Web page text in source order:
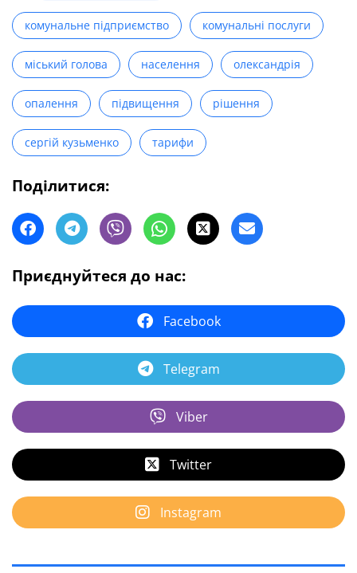
комунальне підприємство комунальні послуги
міський голова населення олександрія
опалення підвищення рішення
сергій кузьменко тарифи
Поділитися:
Приєднуйтеся до нас:
Facebook
Telegram
Viber
Twitter
Instagram